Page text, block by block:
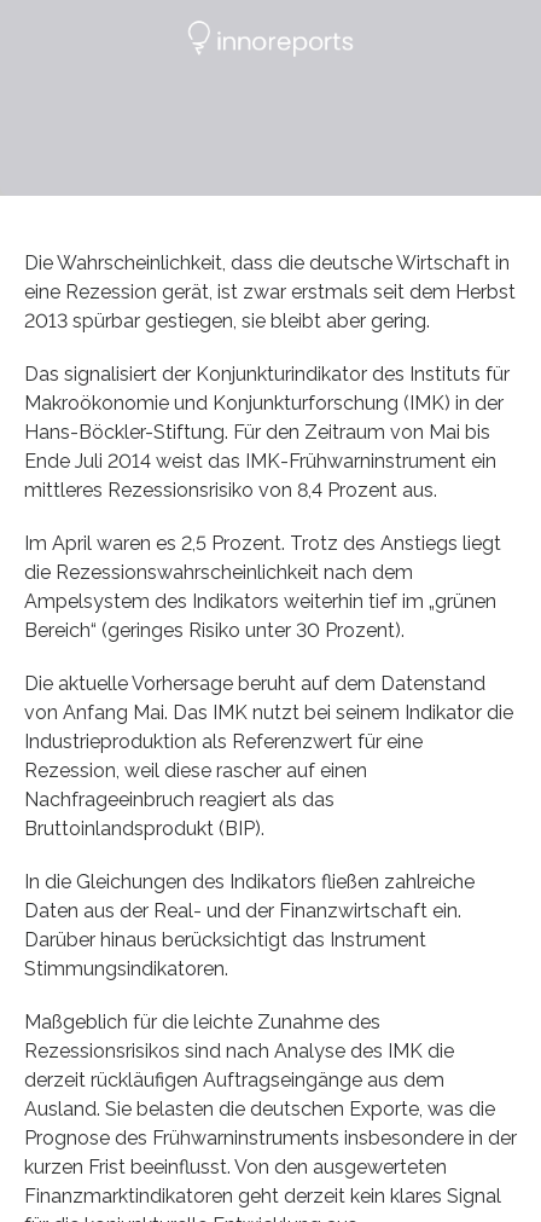
Die Wahrscheinlichkeit, dass die deutsche Wirtschaft in
eine Rezession gerät, ist zwar erstmals seit dem Herbst
2013 spürbar gestiegen, sie bleibt aber gering.
Das signalisiert der Konjunkturindikator des Instituts für
Makroökonomie und Konjunkturforschung (IMK) in der
Hans-Böckler-Stiftung. Für den Zeitraum von Mai bis
Ende Juli 2014 weist das IMK-Frühwarninstrument ein
mittleres Rezessionsrisiko von 8,4 Prozent aus.
Im April waren es 2,5 Prozent. Trotz des Anstiegs liegt
die Rezessionswahrscheinlichkeit nach dem
Ampelsystem des Indikators weiterhin tief im „grünen
Bereich“ (geringes Risiko unter 30 Prozent).
Die aktuelle Vorhersage beruht auf dem Datenstand
von Anfang Mai. Das IMK nutzt bei seinem Indikator die
Industrieproduktion als Referenzwert für eine
Rezession, weil diese rascher auf einen
Nachfrageeinbruch reagiert als das
Bruttoinlandsprodukt (BIP).
In die Gleichungen des Indikators fließen zahlreiche
Daten aus der Real- und der Finanzwirtschaft ein.
Darüber hinaus berücksichtigt das Instrument
Stimmungsindikatoren.
Maßgeblich für die leichte Zunahme des
Rezessionsrisikos sind nach Analyse des IMK die
derzeit rückläufigen Auftragseingänge aus dem
Ausland. Sie belasten die deutschen Exporte, was die
Prognose des Frühwarninstruments insbesondere in der
kurzen Frist beeinflusst. Von den ausgewerteten
Finanzmarktindikatoren geht derzeit kein klares Signal